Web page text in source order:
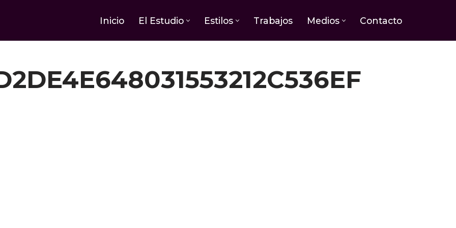
Inicio El Estudio Estilos Trabajos Medios Contacto